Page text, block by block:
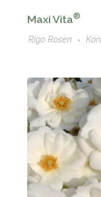
Maxi Vita®
Rigo Rosen